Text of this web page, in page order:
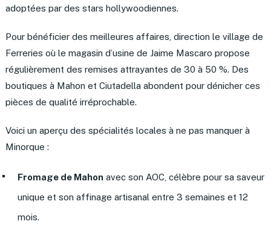
adoptées par des stars hollywoodiennes.
Pour bénéficier des meilleures affaires, direction le village de
Ferreries où le magasin d’usine de Jaime Mascaro propose
régulièrement des remises attrayantes de 30 à 50 %. Des
boutiques à Mahon et Ciutadella abondent pour dénicher ces
pièces de qualité irréprochable.
Voici un aperçu des spécialités locales à ne pas manquer à
Minorque :
Fromage de Mahonavec son AOC, célèbre pour sa saveur
unique et son affinage artisanal entre 3 semaines et 12
mois.